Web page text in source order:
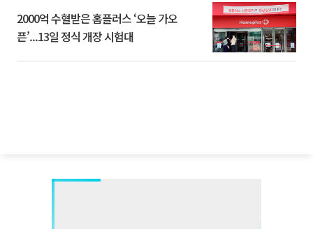
2000억 수혈받은 홈플러스 ‘오늘 가오
픈’...13일 정식 개장 시험대